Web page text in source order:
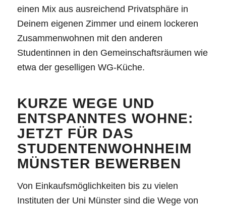
einen Mix aus ausreichend Privatsphäre in
Deinem eigenen Zimmer und einem lockeren
Zusammenwohnen mit den anderen
Studentinnen in den Gemeinschaftsräumen wie
etwa der geselligen WG-Küche.
KURZE WEGE UND
ENTSPANNTES WOHNE:
JETZT FÜR DAS
STUDENTENWOHNHEIM
MÜNSTER BEWERBEN
Von Einkaufsmöglichkeiten bis zu vielen
Instituten der Uni Münster sind die Wege von